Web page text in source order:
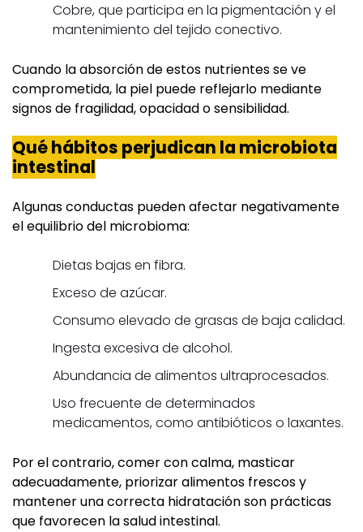
Cobre, que participa en la pigmentación y el
mantenimiento del tejido conectivo.
Cuando la absorción de estos nutrientes se ve
comprometida, la piel puede reflejarlo mediante
signos de fragilidad, opacidad o sensibilidad.
Qué hábitos perjudican la microbiota
intestinal
Algunas conductas pueden afectar negativamente
el equilibrio del microbioma:
Dietas bajas en fibra.
Exceso de azúcar.
Consumo elevado de grasas de baja calidad.
Ingesta excesiva de alcohol.
Abundancia de alimentos ultraprocesados.
Uso frecuente de determinados
medicamentos, como antibióticos o laxantes.
Por el contrario, comer con calma, masticar
adecuadamente, priorizar alimentos frescos y
mantener una correcta hidratación son prácticas
que favorecen la salud intestinal.